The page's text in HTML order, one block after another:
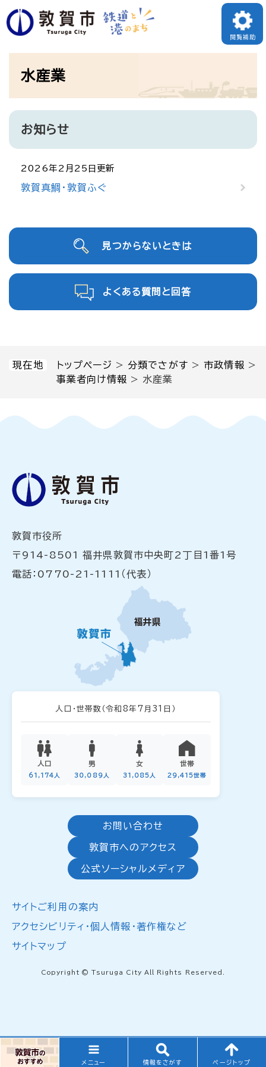
ペ
ー
頭
す
閲覧補助
メニュー 情報をさがす ページトップ
現在地 トップページ >分類でさがす >市政情報 >
事業者向け情報 > 水産業
水産業
お知らせ
2026年2月25日更新
敦賀真鯛・敦賀ふぐ
見つからないときは
よくある質問と回答
敦賀市役所
〒914-8501 福井県敦賀市中央町2丁目1番1号
電話：0770-21-1111（代表）
人口・世帯数 （令和8年7月31日）
人口
61,174人
男
30,089人
女
31,085人
世帯
29,415世帯
お問い合わせ
敦賀市へのアクセス
公式ソーシャルメディア
サイトご利用の案内
アクセシビリティ・個人情報・著作権など
サイトマップ
Copyright © Tsuruga City All Rights Reserved.